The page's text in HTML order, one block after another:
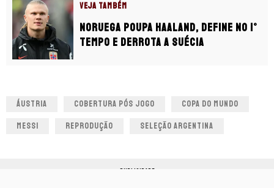
VEJA TAMBÉM
Noruega poupa Haaland, define no 1°
tempo e derrota a Suécia
ÁUSTRIA COBERTURA PÓS JOGO COPA DO MUNDO
MESSI REPRODUÇÃO SELEÇÃO ARGENTINA
PUBLICIDADE